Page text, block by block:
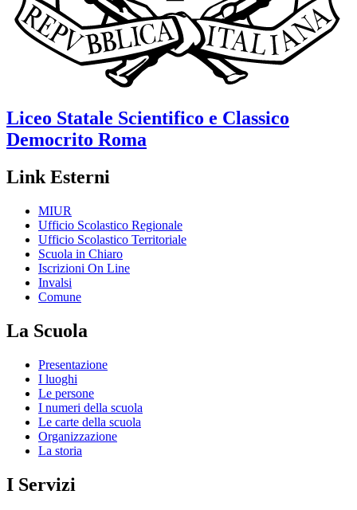
Liceo Statale Scientifico e Classico
Democrito Roma
Link Esterni
MIUR
Ufficio Scolastico Regionale
Ufficio Scolastico Territoriale
Scuola in Chiaro
Iscrizioni On Line
Invalsi
Comune
La Scuola
Presentazione
I luoghi
Le persone
I numeri della scuola
Le carte della scuola
Organizzazione
La storia
I Servizi